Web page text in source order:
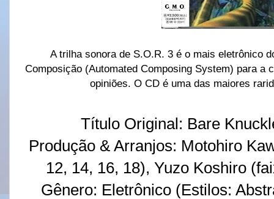
A trilha sonora de S.O.R. 3 é o mais eletrônico
Composição (Automated Composing System) para
opiniões. O CD é uma das maiores
Título Original: Bare
Produção & Arranjos: Motohiro
12, 14, 16, 18), Yuzo Koshiro
Gênero: Eletrônico (Estilos: